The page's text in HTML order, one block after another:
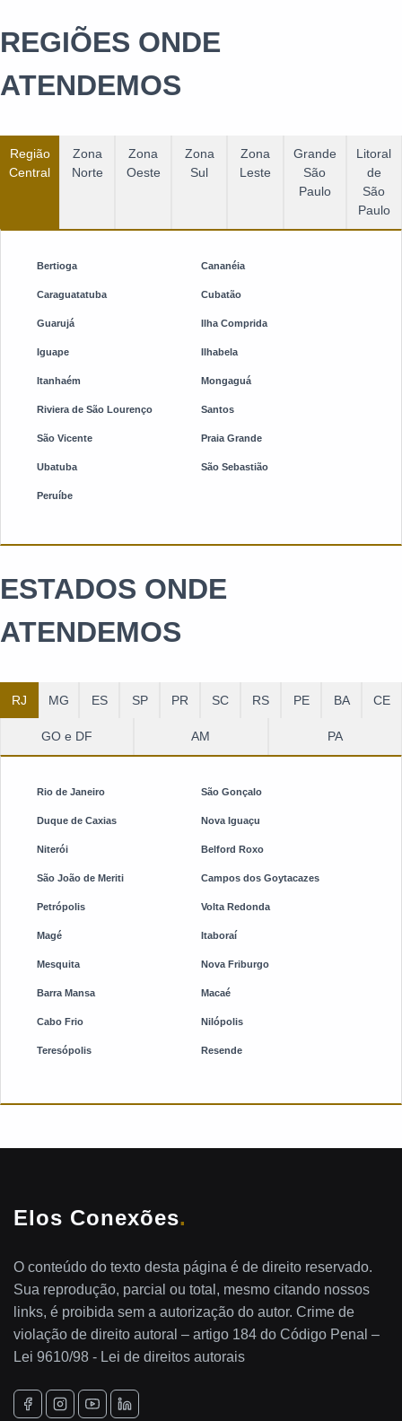
REGIÕES ONDE
ATENDEMOS
Região
Central
Zona
Norte
Zona
Oeste
Zona
Sul
Zona
Leste
Grande
São
Paulo
Litoral
de
São
Paulo
Bertioga Cananéia
Caraguatatuba Cubatão
Guarujá Ilha Comprida
Iguape Ilhabela
Itanhaém Mongaguá
Riviera de São Lourenço Santos
São Vicente Praia Grande
Ubatuba São Sebastião
Peruíbe
ESTADOS ONDE
ATENDEMOS
RJ MG ES SP PR SC RS PE BA CE
GO e DF AM PA
Rio de Janeiro São Gonçalo
Duque de Caxias Nova Iguaçu
Niterói Belford Roxo
São João de Meriti Campos dos Goytacazes
Petrópolis Volta Redonda
Magé Itaboraí
Mesquita Nova Friburgo
Barra Mansa Macaé
Cabo Frio Nilópolis
Teresópolis Resende
Elos Conexões.
O conteúdo do texto desta página é de direito reservado.
Sua reprodução, parcial ou total, mesmo citando nossos
links, é proibida sem a autorização do autor. Crime de
violação de direito autoral – artigo 184 do Código Penal –
Lei 9610/98 - Lei de direitos autorais